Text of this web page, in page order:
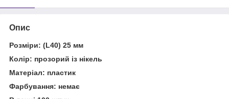
Опис
Розміри: (L40) 25 мм
Колір: прозорий із нікель
Матеріал: пластик
Фарбування: немає